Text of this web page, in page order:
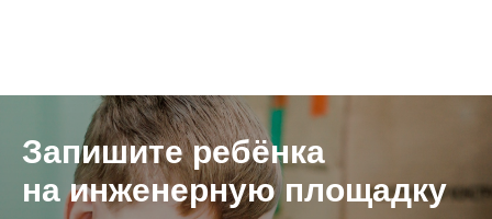
Запишите ребёнка
на инженерную площадку